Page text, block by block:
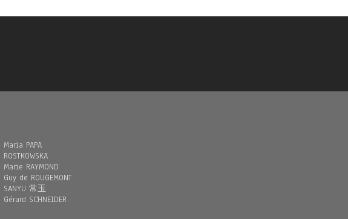
Maria PAPA
ROSTKOWSKA
Marie RAYMOND
Guy de ROUGEMONT
SANYU 常玉
Gérard SCHNEIDER